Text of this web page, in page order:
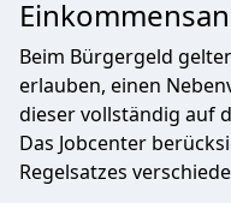
Beim Bürgergeld
erlauben, einen
dieser vollständig auf
Das Jobcenter
Regelsatzes